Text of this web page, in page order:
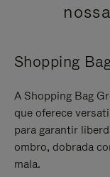
Shopping
A Shopping Bag
que oferece
para garantir
ombro, dobrada
mala.